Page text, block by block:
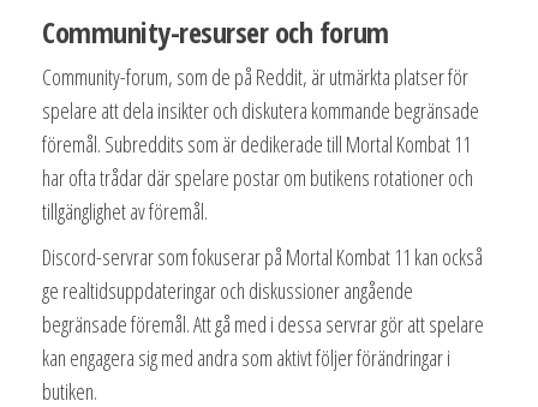
Community-resurser och forum
Community-forum, som de på Reddit, är utmärkta platser för
spelare att dela insikter och diskutera kommande begränsade
föremål. Subreddits som är dedikerade till Mortal Kombat 11
har ofta trådar där spelare postar om butikens rotationer och
tillgänglighet av föremål.
Discord-servrar som fokuserar på Mortal Kombat 11 kan också
ge realtidsuppdateringar och diskussioner angående
begränsade föremål. Att gå med i dessa servrar gör att spelare
kan engagera sig med andra som aktivt följer förändringar i
butiken.